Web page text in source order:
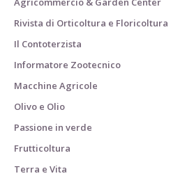
Rivista di Orticoltura e Floricoltura
Il Contoterzista
Informatore Zootecnico
Macchine Agricole
Olivo e Olio
Passione in verde
Frutticoltura
Terra e Vita